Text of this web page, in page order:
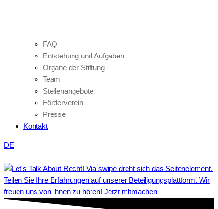
FAQ
Entstehung und Aufgaben
Organe der Stiftung
Team
Stellenangebote
Förderverein
Presse
Kontakt
DE
Teilen Sie Ihre Erfahrungen auf unserer Beteiligungsplattform. Wir
freuen uns von Ihnen zu hören! Jetzt mitmachen